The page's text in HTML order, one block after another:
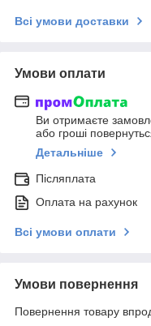
Всі умови доставки
Умови оплати
Ви отримаєте
або гроші
Детальніше
Післяплата
Оплата на рахунок
Всі умови оплати
Умови повернення
Повернення товару